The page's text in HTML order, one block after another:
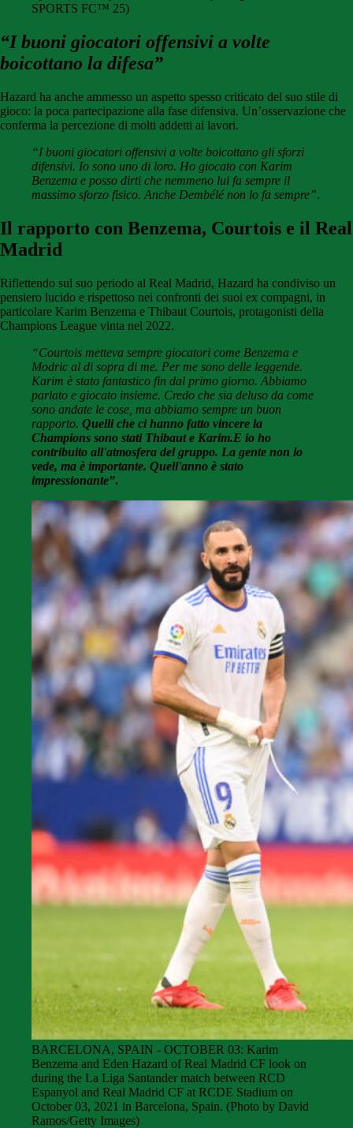
SPORTS FC™ 25)
“I buoni giocatori offensivi a volte
boicottano la difesa”
Hazard ha anche ammesso un aspetto spesso criticato del suo stile di
gioco: la poca partecipazione alla fase difensiva. Un’osservazione che
conferma la percezione di molti addetti ai lavori.
“I buoni giocatori offensivi a volte boicottano gli sforzi
difensivi. Io sono uno di loro. Ho giocato con Karim
Benzema e posso dirti che nemmeno lui fa sempre il
massimo sforzo fisico. Anche Dembélé non lo fa sempre”.
Il rapporto con Benzema, Courtois e il Real
Madrid
Riflettendo sul suo periodo al Real Madrid, Hazard ha condiviso un
pensiero lucido e rispettoso nei confronti dei suoi ex compagni, in
particolare Karim Benzema e Thibaut Courtois, protagonisti della
Champions League vinta nel 2022.
“Courtois metteva sempre giocatori come Benzema e
Modric al di sopra di me. Per me sono delle leggende.
Karim è stato fantastico fin dal primo giorno. Abbiamo
parlato e giocato insieme. Credo che sia deluso da come
sono andate le cose, ma abbiamo sempre un buon
rapporto. Quelli che ci hanno fatto vincere la
Champions sono stati Thibaut e Karim.E io ho
contribuito all'atmosfera del gruppo. La gente non lo
vede, ma è importante. Quell'anno è stato
impressionante”.
BARCELONA, SPAIN - OCTOBER 03: Karim
Benzema and Eden Hazard of Real Madrid CF look on
during the La Liga Santander match between RCD
Espanyol and Real Madrid CF at RCDE Stadium on
October 03, 2021 in Barcelona, Spain. (Photo by David
Ramos/Getty Images)